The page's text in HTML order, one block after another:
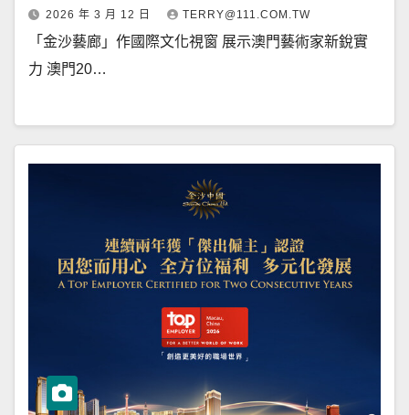
2026 年 3 月 12 日 TERRY@111.COM.TW
「金沙藝廊」作國際文化視窗 展示澳門藝術家新銳實
力 澳門20…